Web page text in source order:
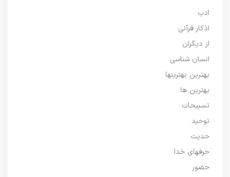
ادب
اذکار قرآنی
از دیگران
انسان شناسی
بهترین بهترینها
بهترین ها
تسبیحات
توحید
حدیث
حرفهای خدا
حضور